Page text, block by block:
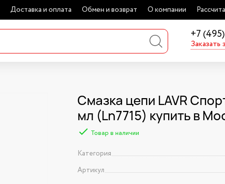
Доставка и оплата Обмен и возврат О компании
+7
Заказать
Смазка цепи LAVR
мл (Ln7715) купить в
Товар в наличии
Категория
Артикул